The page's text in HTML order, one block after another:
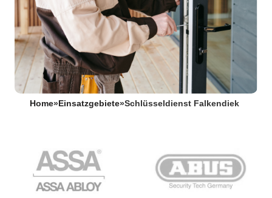
Home» Einsatzgebiete»Schlüsseldienst Falkendiek